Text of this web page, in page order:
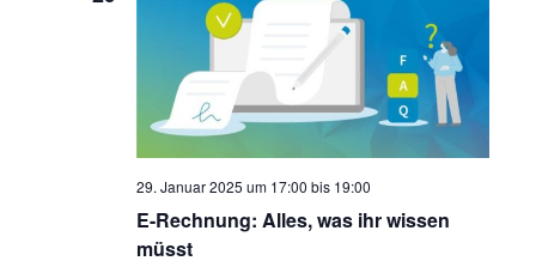
E-Rechnung: Alles, was ihr wissen
müsst
29. Januar 2025 um 17:00 bis 19:00